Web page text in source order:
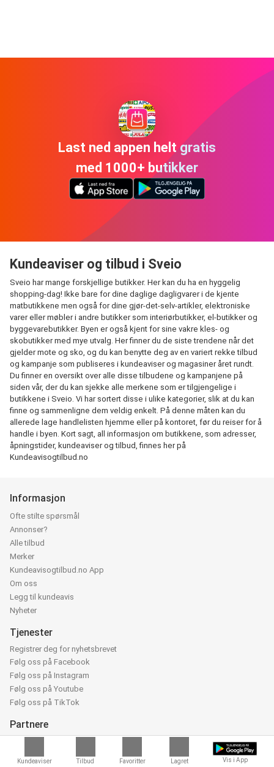
Kundeaviser Tilbud Favoritter Lagret Vis i App
Last ned appen helt gratis
med 1000+ butikker
Kundeaviser og tilbud i Sveio
Sveio har mange forskjellige butikker. Her kan du ha en hyggelig
shopping-dag! Ikke bare for dine daglige dagligvarer i de kjente
matbutikkene men også for dine gjør-det-selv-artikler, elektroniske
varer eller møbler i andre butikker som interiørbutikker, el-butikker og
byggevarebutikker. Byen er også kjent for sine vakre kles- og
skobutikker med mye utvalg. Her finner du de siste trendene når det
gjelder mote og sko, og du kan benytte deg av en variert rekke tilbud
og kampanje som publiseres i kundeaviser og magasiner året rundt.
Du finner en oversikt over alle disse tilbudene og kampanjene på
siden vår, der du kan sjekke alle merkene som er tilgjengelige i
butikkene i Sveio. Vi har sortert disse i ulike kategorier, slik at du kan
finne og sammenligne dem veldig enkelt. På denne måten kan du
allerede lage handlelisten hjemme eller på kontoret, før du reiser for å
handle i byen. Kort sagt, all informasjon om butikkene, som adresser,
åpningstider, kundeaviser og tilbud, finnes her på
Kundeavisogtilbud.no
Informasjon
Ofte stilte spørsmål
Annonser?
Alle tilbud
Merker
Kundeavisogtilbud.no App
Om oss
Legg til kundeavis
Nyheter
Tjenester
Registrer deg for nyhetsbrevet
Følg oss på Facebook
Følg oss på Instagram
Følg oss på Youtube
Følg oss på TikTok
Partnere
Kontakt oss